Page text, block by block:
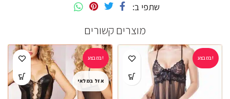
שתפי ב
מוצרים קשורים
במבצע! במבצע!
אזל במלאי